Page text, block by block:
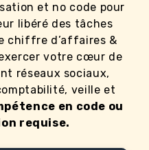
et no code pour
libéré des tâches
chiffre d’affaires &
votre cœur de
réseaux sociaux,
veille et
en code ou
requise.